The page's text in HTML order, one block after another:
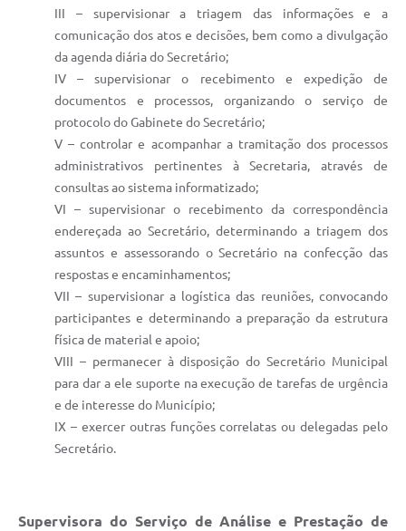
III – supervisionar a triagem das informações e a
comunicação dos atos e decisões, bem como a divulgação
da agenda diária do Secretário;
IV – supervisionar o recebimento e expedição de
documentos e processos, organizando o serviço de
protocolo do Gabinete do Secretário;
V – controlar e acompanhar a tramitação dos processos
administrativos pertinentes à Secretaria, através de
consultas ao sistema informatizado;
VI – supervisionar o recebimento da correspondência
endereçada ao Secretário, determinando a triagem dos
assuntos e assessorando o Secretário na confecção das
respostas e encaminhamentos;
VII – supervisionar a logística das reuniões, convocando
participantes e determinando a preparação da estrutura
física de material e apoio;
VIII – permanecer à disposição do Secretário Municipal
para dar a ele suporte na execução de tarefas de urgência
e de interesse do Município;
IX – exercer outras funções correlatas ou delegadas pelo
Secretário.
Supervisora do Serviço de Análise e Prestação de